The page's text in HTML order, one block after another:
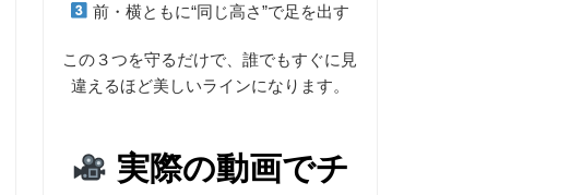
前・横ともに“同じ高さ”で足を出す
この３つを守るだけで、誰でもすぐに見
違えるほど美しいラインになります。
実際の動画でチ